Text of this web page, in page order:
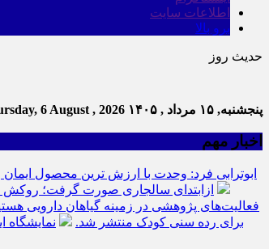
اطلاعات سایت
برو بالا
حدیث روز
پنجشنبه, ۱۵ مرداد , ۱۴۰۵ 6 August , 2026
اخبار مهم
ابوترابی فرد: وحدت با ارزش ترین محصول
ازابتدای سالجاری صورت گرفت؛ روکش ۴۴۷ کیلومتر از محورهای خراسان جنوبی
فعالیت‌های پژوهشی در زمینه گیاهان دارویی
برای رده سنی کودک منتشر شد.
نمایشگاه